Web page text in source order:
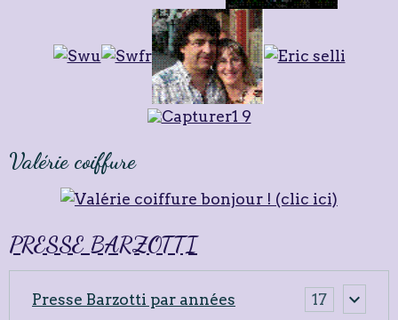
Valérie coiffure
PRESSE BARZOTTI
Presse Barzotti par années 17